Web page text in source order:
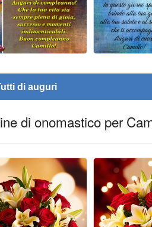
di auguri
di onomastico per